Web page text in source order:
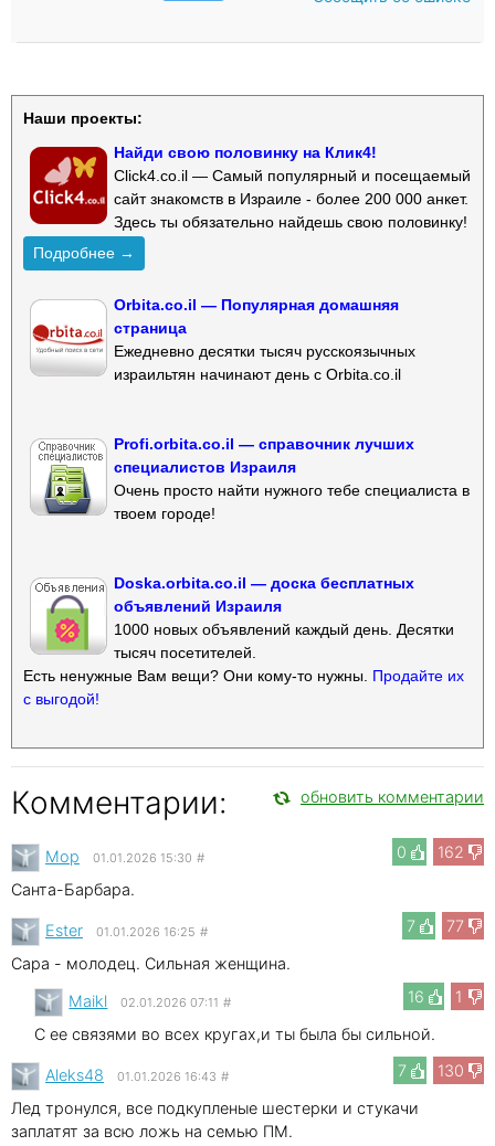
Наши проекты:
Найди свою половинку на Клик4!
Click4.co.il — Самый популярный и посещаемый
сайт знакомств в Израиле - более 200 000 анкет.
Здесь ты обязательно найдешь свою половинку!
Подробнее →
Orbita.co.il — Популярная домашняя
страница
Ежедневно десятки тысяч русскоязычных
израильтян начинают день с Orbita.co.il
Profi.orbita.co.il — справочник лучших
специалистов Израиля
Очень просто найти нужного тебе специалиста в
твоем городе!
Doska.orbita.co.il — доска бесплатных
объявлений Израиля
1000 новых объявлений каждый день. Десятки
тысяч посетителей.
Есть ненужные Вам вещи? Они кому-то нужны. Продайте их
с выгодой!
Комментарии: обновить комментарии
0 162
Mop 01.01.2026 15:30 #
Санта-Барбара.
7
77
Ester 01.01.2026 16:25 #
Сара - молодец. Сильная женщина.
16
1
Maikl 02.01.2026 07:11 #
С ее связями во всех кругах,и ты была бы сильной.
7
130
Aleks48 01.01.2026 16:43 #
Лед тронулся, все подкупленые шестерки и стукачи
заплатят за всю ложь на семью ПМ.